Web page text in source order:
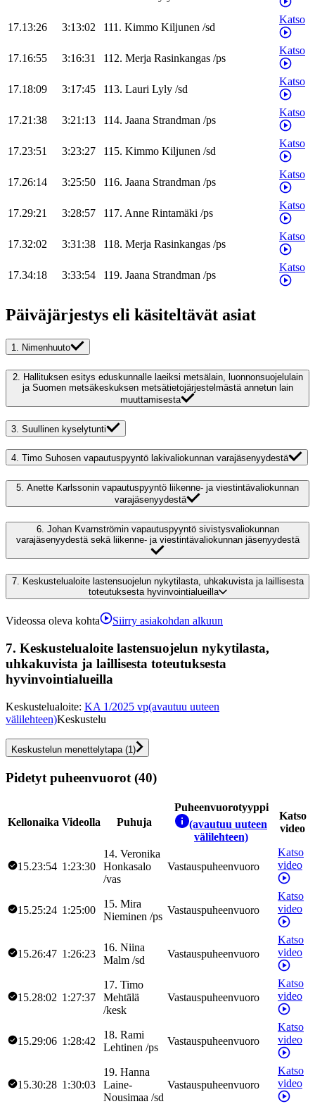
17.13:26 3:13:02 111. Kimmo Kiljunen /sd
Katso
17.16:55 3:16:31 112. Merja Rasinkangas /ps
Katso
17.18:09 3:17:45 113. Lauri Lyly /sd
Katso
17.21:38 3:21:13 114. Jaana Strandman /ps
Katso
17.23:51 3:23:27 115. Kimmo Kiljunen /sd
Katso
17.26:14 3:25:50 116. Jaana Strandman /ps
Katso
17.29:21 3:28:57 117. Anne Rintamäki /ps
Katso
17.32:02 3:31:38 118. Merja Rasinkangas /ps
Katso
17.34:18 3:33:54 119. Jaana Strandman /ps
Katso
Päiväjärjestys eli käsiteltävät asiat
1. Nimenhuuto
2. Hallituksen esitys eduskunnalle laeiksi metsälain, luonnonsuojelulain
ja Suomen metsäkeskuksen metsätietojärjestelmästä annetun lain
muuttamisesta
3. Suullinen kyselytunti
4. Timo Suhosen vapautuspyyntö lakivaliokunnan varajäsenyydestä
5. Anette Karlssonin vapautuspyyntö liikenne- ja viestintävaliokunnan
varajäsenyydestä
6. Johan Kvarnströmin vapautuspyyntö sivistysvaliokunnan
varajäsenyydestä sekä liikenne- ja viestintävaliokunnan jäsenyydestä
7. Keskustelualoite lastensuojelun nykytilasta, uhkakuvista ja laillisesta
toteutuksesta hyvinvointialueilla
Videossa oleva kohta Siirry asiakohdan alkuun
7. Keskustelualoite lastensuojelun nykytilasta,
uhkakuvista ja laillisesta toteutuksesta
hyvinvointialueilla
Keskustelualoite: KA 1/2025 vp(avautuu uuteen
välilehteen)Keskustelu
Keskustelun menettelytapa(1)
Pidetyt puheenvuorot (40)
Kellonaika Videolla Puhuja
Puheenvuorotyyppi
(avautuu uuteen
välilehteen)
Katso
video
15.23:54 1:23:30
14. Veronika
Honkasalo
/vas
Vastauspuheenvuoro
Katso
video
15.25:24 1:25:00
15. Mira
Nieminen /ps
Vastauspuheenvuoro
Katso
video
15.26:47 1:26:23
16. Niina
Malm /sd
Vastauspuheenvuoro
Katso
video
15.28:02 1:27:37
17. Timo
Mehtälä
/kesk
Vastauspuheenvuoro
Katso
video
15.29:06 1:28:42
18. Rami
Lehtinen /ps
Vastauspuheenvuoro
Katso
video
15.30:28 1:30:03
19. Hanna
Laine-
Nousimaa /sd
Vastauspuheenvuoro
Katso
video